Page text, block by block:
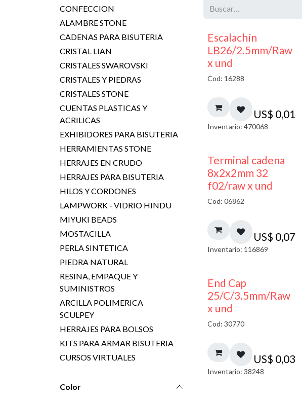
CONFECCION
ALAMBRE STONE
CADENAS PARA BISUTERIA
CRISTAL LIAN
CRISTALES SWAROVSKI
CRISTALES Y PIEDRAS
CRISTALES STONE
CUENTAS PLASTICAS Y
ACRILICAS
EXHIBIDORES PARA BISUTERIA
HERRAMIENTAS STONE
HERRAJES EN CRUDO
HERRAJES PARA BISUTERIA
HILOS Y CORDONES
LAMPWORK - VIDRIO HINDU
MIYUKI BEADS
MOSTACILLA
PERLA SINTETICA
PIEDRA NATURAL
RESINA, EMPAQUE Y
SUMINISTROS
ARCILLA POLIMERICA
SCULPEY
HERRAJES PARA BOLSOS
KITS PARA ARMAR BISUTERIA
CURSOS VIRTUALES
Color
Escalachín
LB26/2.5mm/Raw
x und
Cod: 16288
US$ 0,01
Inventario: 470068
Terminal cadena
8x2x2mm 32
f02/raw x und
Cod: 06862
US$ 0,07
Inventario: 116869
End Cap
25/C/3.5mm/Raw
x und
Cod: 30770
US$ 0,03
Inventario: 38248